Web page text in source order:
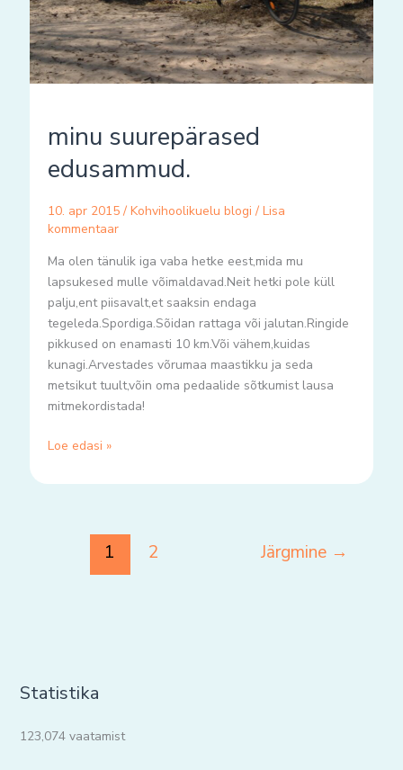
minu suurepärased
edusammud.
10. apr 2015 / Kohvihoolikuelu blogi / Lisa
kommentaar
Ma olen tänulik iga vaba hetke eest,mida mu
lapsukesed mulle võimaldavad.Neit hetki pole küll
palju,ent piisavalt,et saaksin endaga
tegeleda.Spordiga.Sõidan rattaga või jalutan.Ringide
pikkused on enamasti 10 km.Või vähem,kuidas
kunagi.Arvestades võrumaa maastikku ja seda
metsikut tuult,võin oma pedaalide sõtkumist lausa
mitmekordistada!
Loe edasi »
1 2 Järgmine →
Statistika
123,074 vaatamist